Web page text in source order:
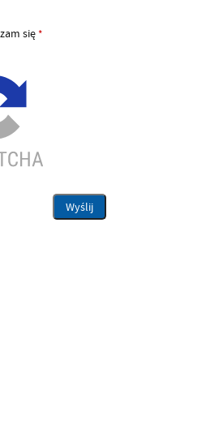
się*